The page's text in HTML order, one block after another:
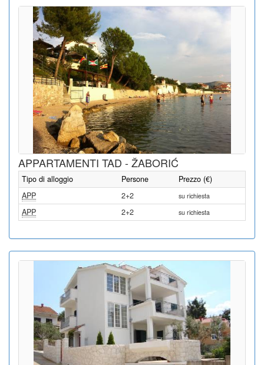
APPARTAMENTI TAD - ŽABORIĆ
Tipo di alloggio Persone
Prezzo (€)
APP
2+2 su richiesta
APP 2+2 su richiesta